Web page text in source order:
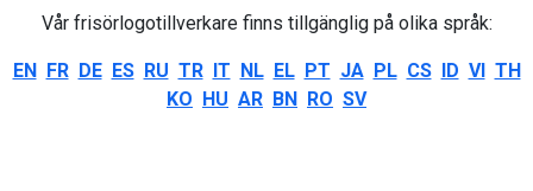
Vår frisörlogotillverkare finns tillgänglig på olika språk:
EN FR DE ES RU TR IT NL EL PT JA PL CS ID VI TH
KO HU AR BN RO SV